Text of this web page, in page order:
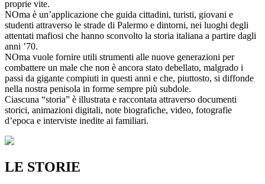
proprie vite.
NOma è un’applicazione che guida cittadini, turisti, giovani e
studenti attraverso le strade di Palermo e dintorni, nei luoghi degli
attentati mafiosi che hanno sconvolto la storia italiana a partire dagli
anni ’70.
NOma vuole fornire utili strumenti alle nuove generazioni per
combattere un male che non è ancora stato debellato, malgrado i
passi da gigante compiuti in questi anni e che, piuttosto, si diffonde
nella nostra penisola in forme sempre più subdole.
Ciascuna “storia” è illustrata e raccontata attraverso documenti
storici, animazioni digitali, note biografiche, video, fotografie
d’epoca e interviste inedite ai familiari.
LE STORIE